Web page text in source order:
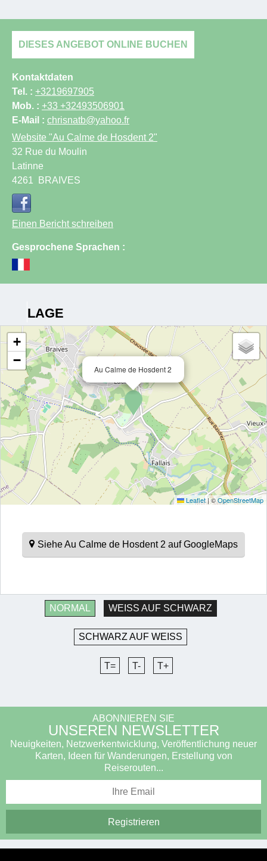
DIESES ANGEBOT ONLINE BUCHEN
Kontaktdaten
Tel. : +3219697905
Mob. : +33 +32493506901
E-Mail : chrisnatb@yahoo.fr
Website "Au Calme de Hosdent 2"
32 Rue du Moulin
Latinne
4261
BRAIVES
Einen Bericht schreiben
Gesprochene Sprachen :
LAGE
Au Calme de Hosdent 2
+
−
Leaflet|©OpenStreetMap
Siehe Au Calme de Hosdent 2 auf GoogleMaps
NORMAL WEISS AUF SCHWARZ
SCHWARZ AUF WEISS
T= T- T+
ABONNIEREN SIE
UNSEREN NEWSLETTER
Neuigkeiten, Netzwerkentwicklung, Veröffentlichung neuer
Karten, Ideen für Wanderungen, Erstellung von
Reiserouten...